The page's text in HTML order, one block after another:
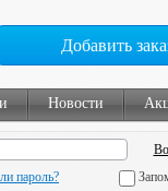
Добавить
Новости
пароль?